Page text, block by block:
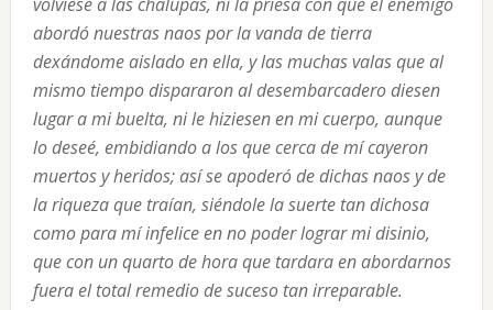
abordó nuestras naos por la vanda de tierra
dexándome aislado en ella, y las muchas valas que al
mismo tiempo dispararon al desembarcadero diesen
lugar a mi buelta, ni le hiziesen en mi cuerpo, aunque
lo deseé, embidiando a los que cerca de mí cayeron
muertos y heridos; así se apoderó de dichas naos y de
la riqueza que traían, siéndole la suerte tan dichosa
como para mí infelice en no poder lograr mi disinio,
que con un quarto de hora que tardara en abordarnos
fuera el total remedio de suceso tan irreparable.